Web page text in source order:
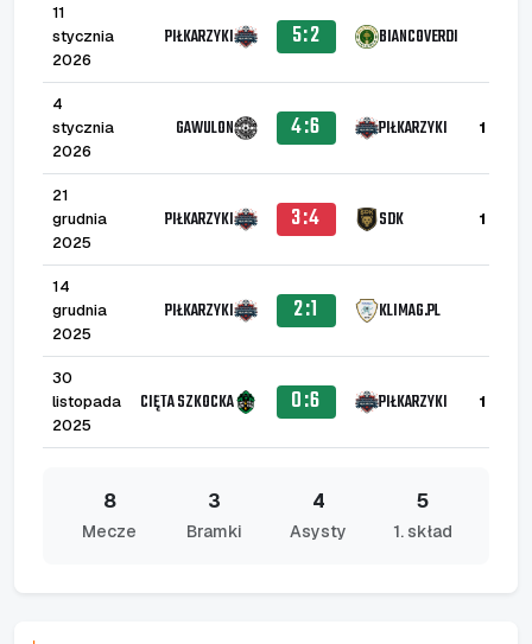
11
stycznia
2026
PIŁKARZYKI 5:2 BIANCOVERDI
4
stycznia
2026
GAWULON 4:6 PIŁKARZYKI 1
21
grudnia
2025
PIŁKARZYKI 3:4 SDK 1
14
grudnia
2025
PIŁKARZYKI 2:1 KLIMAG.PL
30
listopada
2025
CIĘTA SZKOCKA 0:6 PIŁKARZYKI 1
8
Mecze
3
Bramki
4
Asysty
5
1. skład